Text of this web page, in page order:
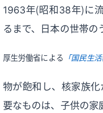
1963年（昭和38年）
るまで、日本の世帯の
厚生労働省による 「国民生活
物が飽和し、核家族
要なものは、子供の家